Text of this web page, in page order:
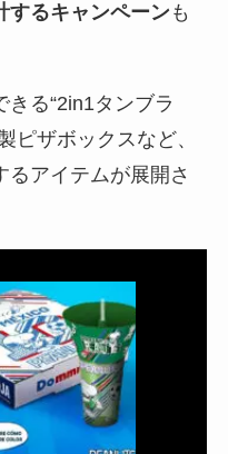
するキャンペーンも
る“2in1タンブラ
ピザボックスなど、
アイテムが展開さ